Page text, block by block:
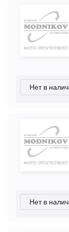
Нет в
Нет в